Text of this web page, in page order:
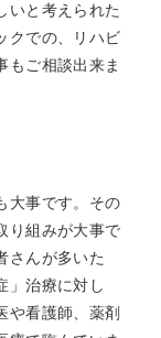
いと考えられた
クでの、リハビ
もご相談出来ま
大事です。その
り組みが大事で
さんが多いた
」治療に対し
や看護師、薬剤